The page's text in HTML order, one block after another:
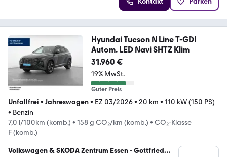
Hyundai Tucson N Line T-GDI
Autom. LED Navi SHTZ Klim
31.960 €
19% MwSt.
Guter Preis
Unfallfrei • Jahreswagen• EZ 03/2026• 20 km • 110 kW (150 PS)
• Benzin
7,0 l/100km (komb.) • 158 g CO₂/km (komb.) • CO₂-Klasse
F (komb.)
Volkswagen & SKODA Zentrum Essen - Gottfried